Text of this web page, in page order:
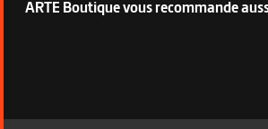
ARTE Boutique vous recommande